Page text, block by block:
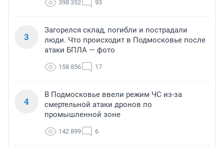
398 352 93
3
Загорелся склад, погибли и пострадали
люди. Что происходит в Подмосковье после
атаки БПЛА — фото
158 856 17
4
В Подмосковье ввели режим ЧС из-за
смертельной атаки дронов по
промышленной зоне
142 899 6